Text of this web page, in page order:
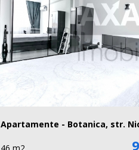
Apartamente - Botanica, str.